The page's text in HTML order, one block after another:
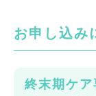
お申し込み
終末期ケ